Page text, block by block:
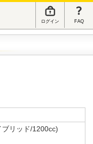
ログイン FAQ
リッド/1200cc)